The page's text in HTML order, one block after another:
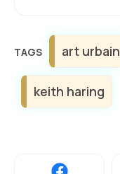
Étiquettes
art urbain
keith haring